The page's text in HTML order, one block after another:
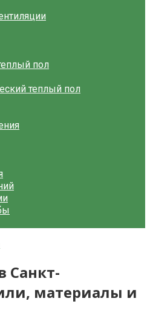
пол
теплый пол
Санкт-
материалы и